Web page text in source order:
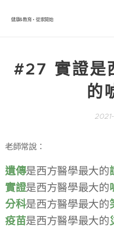
健康&教育・從家開始
#27 實證是
的
老師常說：
遺傳是西方醫學最大的
實證是西方醫學最大的
分科是西方醫學最大的
疫苗是西方醫學最大的